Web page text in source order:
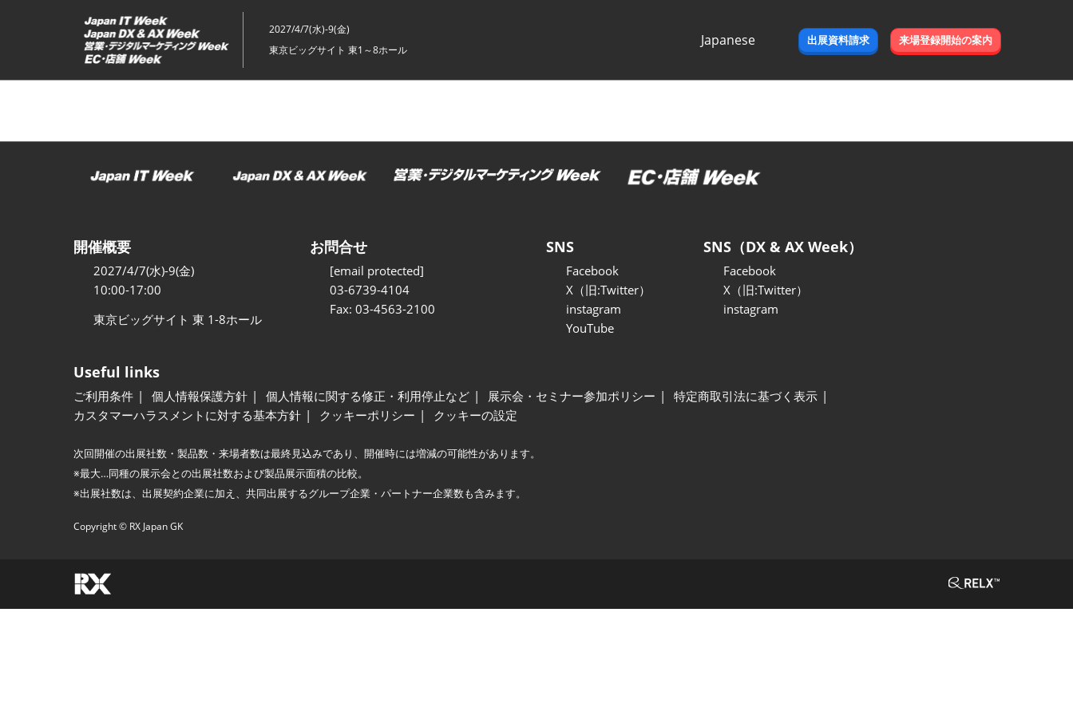
ッ
2027/4/7(水)-9(金)
東京ビッグサイト 東1～8ホール
Japanese
出展資料請求 来場登録開始の案内
開催概要
2027/4/7(水)-9(金)
10:00-17:00
東京ビッグサイト 東 1-8ホール
お問合せ
[email protected]
03-6739-4104
Fax: 03-4563-2100
SNS
Facebook
X（旧:Twitter）
instagram
YouTube
SNS（DX & AX Week）
Facebook
X（旧:Twitter）
instagram
Useful links
ご利用条件 個人情報保護方針 個人情報に関する修正・利用停止など 展示会・セミナー参加ポリシー
特定商取引法に基づく表示
カスタマーハラスメントに対する基本方針
クッキーポリシー クッキーの設定
次回開催の出展社数・製品数・来場者数は最終見込みであり、開催時には増減の可能性があります。
※最大…同種の展示会との出展社数および製品展示面積の比較。
※出展社数は、出展契約企業に加え、共同出展するグループ企業・パートナー企業数も含みます。
Copyright © RX Japan GK